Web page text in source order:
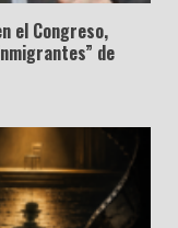
el Congreso,
de